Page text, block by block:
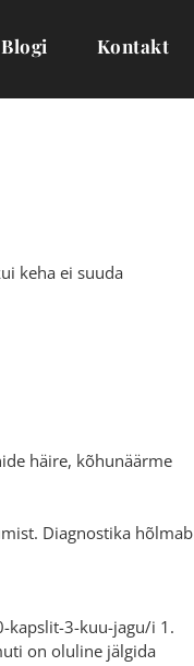
Blogi Kontakt
keha ei suuda
häire, kõhunäärme
Diagnostika hõlmab
kapslit-3-kuu-jagu/i 1.
on oluline jälgida